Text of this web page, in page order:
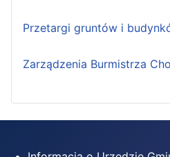
Przetargi gruntów i
Zarządzenia Burmistrza